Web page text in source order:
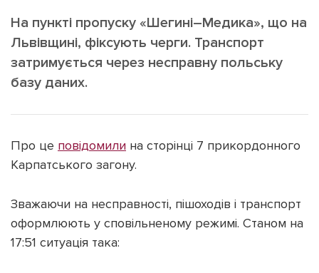
Лонгріди
Зв'язатися з нами
Політика конфіденційності
На пункті пропуску «Шегині–Медика», що на
Львівщині, фіксують черги. Транспорт
затримується через несправну польську
базу даних.
Про це повідомили на сторінці 7 прикордонного
Карпатського загону.
Зважаючи на несправності, пішоходів і транспорт
оформлюють у сповільненому режимі. Станом на
17:51 ситуація така: